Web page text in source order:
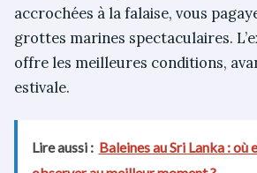
accrochées à la falaise, vous
grottes marines spectaculaires.
offre les meilleures conditions,
estivale.
Lire aussi : Baleines au Sri Lanka : où